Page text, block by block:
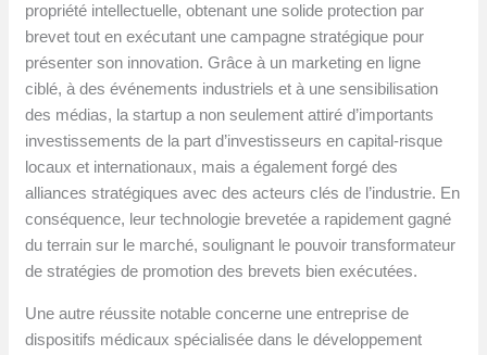
propriété intellectuelle, obtenant une solide protection par
brevet tout en exécutant une campagne stratégique pour
présenter son innovation. Grâce à un marketing en ligne
ciblé, à des événements industriels et à une sensibilisation
des médias, la startup a non seulement attiré d’importants
investissements de la part d’investisseurs en capital-risque
locaux et internationaux, mais a également forgé des
alliances stratégiques avec des acteurs clés de l’industrie. En
conséquence, leur technologie brevetée a rapidement gagné
du terrain sur le marché, soulignant le pouvoir transformateur
de stratégies de promotion des brevets bien exécutées.
Une autre réussite notable concerne une entreprise de
dispositifs médicaux spécialisée dans le développement